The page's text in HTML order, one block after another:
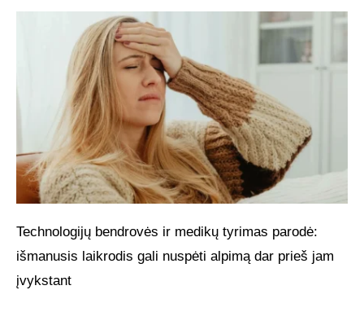
Technologijų bendrovės ir medikų tyrimas parodė:
išmanusis laikrodis gali nuspėti alpimą dar prieš jam
įvykstant